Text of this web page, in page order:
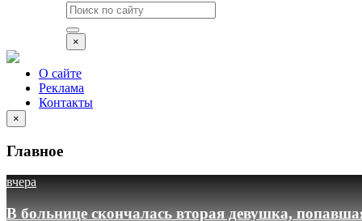
×
О сайте
Реклама
Контакты
×
Главное
вчера
В больнице скончалась вторая девушка,